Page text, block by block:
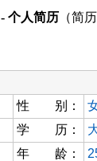
个人简历（简
性 别：
学 历：
年 龄：